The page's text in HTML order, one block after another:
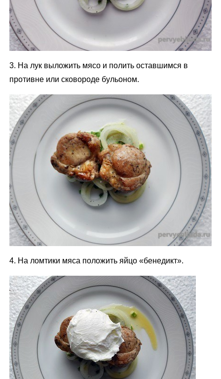
3. На лук выложить мясо и полить оставшимся в
противне или сковороде бульоном.
4. На ломтики мяса положить яйцо «бенедикт».